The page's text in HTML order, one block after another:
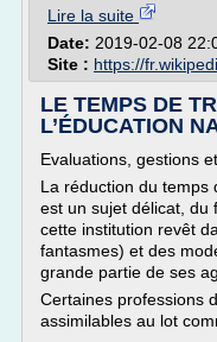
Lire la suite
Date: 2019-02-08
Site : https://
LE TEMPS DE
L’ÉDUCATION
Evaluations, gestions
La réduction du temps
est un sujet délicat, du
cette institution revêt
fantasmes) et des
grande partie de ses
Certaines professions
assimilables au lot